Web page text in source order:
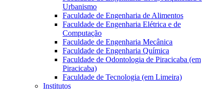
Urbanismo
Faculdade de Engenharia de Alimentos
Faculdade de Engenharia Elétrica e de
Computação
Faculdade de Engenharia Mecânica
Faculdade de Engenharia Química
Faculdade de Odontologia de Piracicaba (em
Piracicaba)
Faculdade de Tecnologia (em Limeira)
Institutos